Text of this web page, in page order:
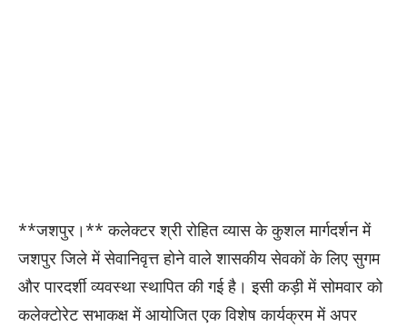
**जशपुर।** कलेक्टर श्री रोहित व्यास के कुशल मार्गदर्शन में
जशपुर जिले में सेवानिवृत्त होने वाले शासकीय सेवकों के लिए सुगम
और पारदर्शी व्यवस्था स्थापित की गई है। इसी कड़ी में सोमवार को
कलेक्टोरेट सभाकक्ष में आयोजित एक विशेष कार्यक्रम में अपर